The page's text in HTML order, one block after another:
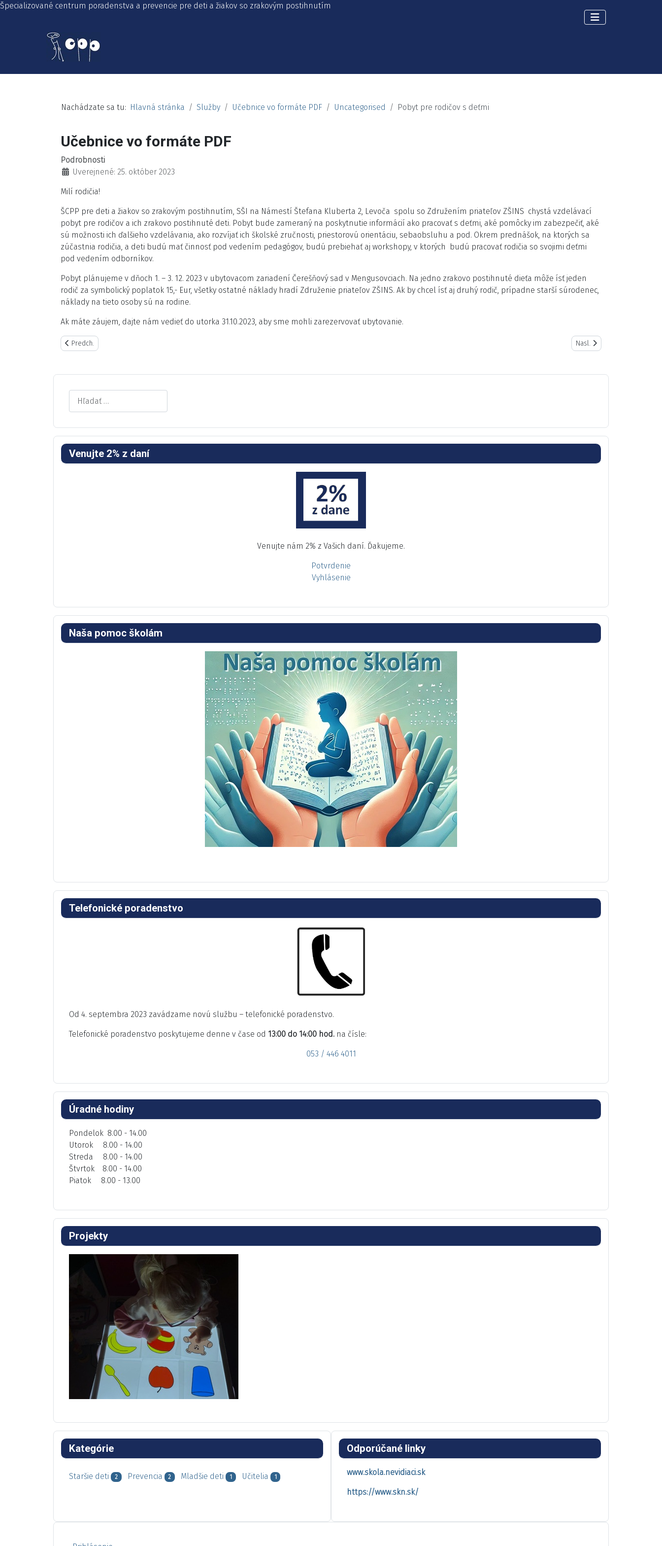
Špecializované centrum poradenstva a prevencie pre deti a žiakov so zrakovým postihnutím
Nachádzate sa tu: Hlavná stránka Služby Učebnice vo formáte PDF Uncategorised Pobyt pre rodičov s deťmi
Učebnice vo formáte PDF
Podrobnosti
Uverejnené: 25. október 2023
Milí rodičia!
ŠCPP pre deti a žiakov so zrakovým postihnutím, SŠI na Námestí Štefana Kluberta 2, Levoča spolu so Združením priateľov ZŠINS chystá vzdelávací
pobyt pre rodičov a ich zrakovo postihnuté deti. Pobyt bude zameraný na poskytnutie informácií ako pracovať s deťmi, aké pomôcky im zabezpečiť, aké
sú možnosti ich ďalšieho vzdelávania, ako rozvíjať ich školské zručnosti, priestorovú orientáciu, sebaobsluhu a pod. Okrem prednášok, na ktorých sa
zúčastnia rodičia, a deti budú mať činnosť pod vedením pedagógov, budú prebiehať aj workshopy, v ktorých budú pracovať rodičia so svojimi deťmi
pod vedením odborníkov.
Pobyt plánujeme v dňoch 1. – 3. 12. 2023 v ubytovacom zariadení Čerešňový sad v Mengusovciach. Na jedno zrakovo postihnuté dieťa môže ísť jeden
rodič za symbolický poplatok 15,- Eur, všetky ostatné náklady hradí Združenie priateľov ZŠINS. Ak by chcel ísť aj druhý rodič, prípadne starší súrodenec,
náklady na tieto osoby sú na rodine.
Ak máte záujem, dajte nám vedieť do utorka 31.10.2023, aby sme mohli zarezervovať ubytovanie.
Predchádzajúci článok: Pozvánka na výstavu
Predch. Nasledujúci článok:
Nasl.
Venujte 2% z daní
Venujte nám 2% z Vašich daní. Ďakujeme.
Potvrdenie
Vyhlásenie
Naša pomoc školám
Telefonické poradenstvo
Od 4. septembra 2023 zavádzame novú službu – telefonické poradenstvo.
Telefonické poradenstvo poskytujeme denne v čase od 13:00 do 14:00 hod. na čísle:
053 / 446 4011
Úradné hodiny
Pondelok 8.00 - 14.00
Utorok 8.00 - 14.00
Streda 8.00 - 14.00
Štvrtok 8.00 - 14.00
Piatok 8.00 - 13.00
Projekty
Kategórie
Staršie deti 2 Prevencia 2 Mladšie deti 1 Učitelia 1
Odporúčané linky
www.skola.nevidiaci.sk
https://www.skn.sk/